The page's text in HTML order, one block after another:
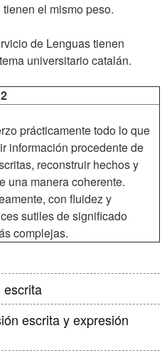
el mismo peso.
de Lenguas tienen
universitario catalán.
prácticamente todo lo que
información procedente de
reconstruir hechos y
una manera coherente.
con fluidez y
sutiles de significado
complejas.
escrita